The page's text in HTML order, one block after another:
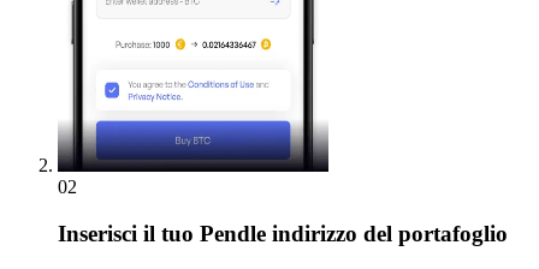
02
Inserisci il tuo Pendle indirizzo del portafoglio